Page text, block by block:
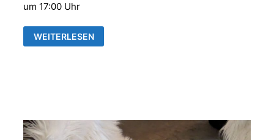
um 17:00 Uhr
MARTINSFEST
MIT
WEITERLESEN